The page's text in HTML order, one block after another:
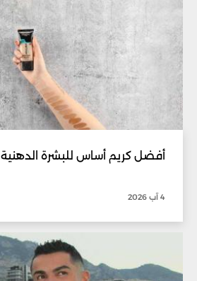
أفضل كريم أساس للبشرة الدهنية
4 آب 2026